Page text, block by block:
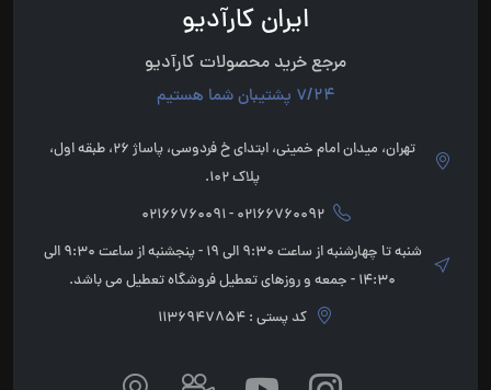
ایران کارآدیو
مرجع خرید محصولات کارآدیو
7/24 پشتیبان شما هستیم
تهران، میدان امام خمینی، ابتدای خ فردوسی، پاساژ 26، طبقه اول،
پلاک 102.
02166760092 - 02166760091
شنبه تا چهارشنبه از ساعت 9:30 الی 19 - پنجشنبه از ساعت 9:30 الی
14:30 - جمعه و روزهای تعطیل فروشگاه تعطیل می باشد.
کد پستی : 1136947854